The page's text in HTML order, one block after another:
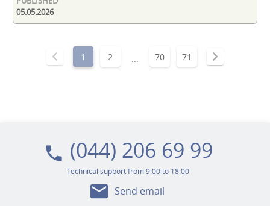
05.05.2026
chevron_left 1 2 ... 70 71 chevron_right
local_phone (044) 206 69 99
Technical support from 9:00 to 18:00
mail Send email